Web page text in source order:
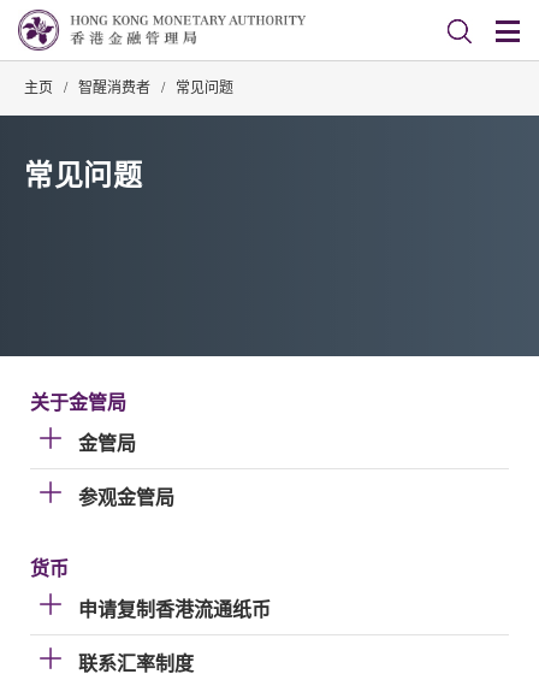
主页 / 智醒消费者 / 常见问题
常见问题
关于金管局
金管局
参观金管局
货币
申请复制香港流通纸币
联系汇率制度